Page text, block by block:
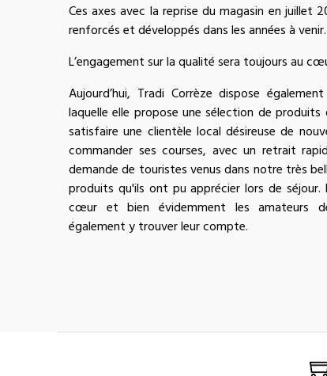
Ces axes avec la reprise du magasin en juillet
renforcés et développés dans les années à venir.
L’engagement sur la qualité sera toujours au
Aujourd’hui, Tradi Corrèze dispose
laquelle elle propose une sélection de
satisfaire une clientèle local désireuse de
commander ses courses, avec un retrait
demande de touristes venus dans notre très
produits qu'ils ont pu apprécier lors de séjour.
cœur et bien évidemment les amateurs
également y trouver leur compte.